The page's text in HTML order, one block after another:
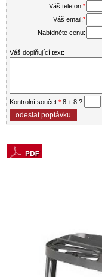
Váš telefon:*
Váš email:*
Nabídněte cenu:
Váš doplňující text:
Kontrolní součet:* 8 + 8 ?